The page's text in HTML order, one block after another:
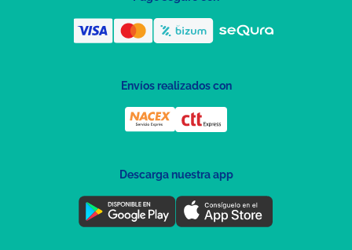
Envíos realizados con
Descarga nuestra app